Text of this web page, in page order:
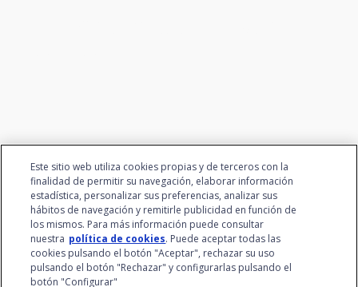
Este sitio web utiliza cookies propias y de terceros con la
finalidad de permitir su navegación, elaborar información
estadística, personalizar sus preferencias, analizar sus
hábitos de navegación y remitirle publicidad en función de
los mismos. Para más información puede consultar
nuestra política de cookies. Puede aceptar todas las
cookies pulsando el botón "Aceptar", rechazar su uso
pulsando el botón "Rechazar" y configurarlas pulsando el
botón "Configurar"